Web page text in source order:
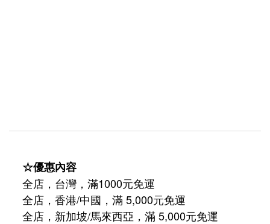
☆優惠內容
全店，台灣，滿1000元免運
全店，香港/中國，滿 5,000元免運
全店，新加坡/馬來西亞，滿 5,000元免運